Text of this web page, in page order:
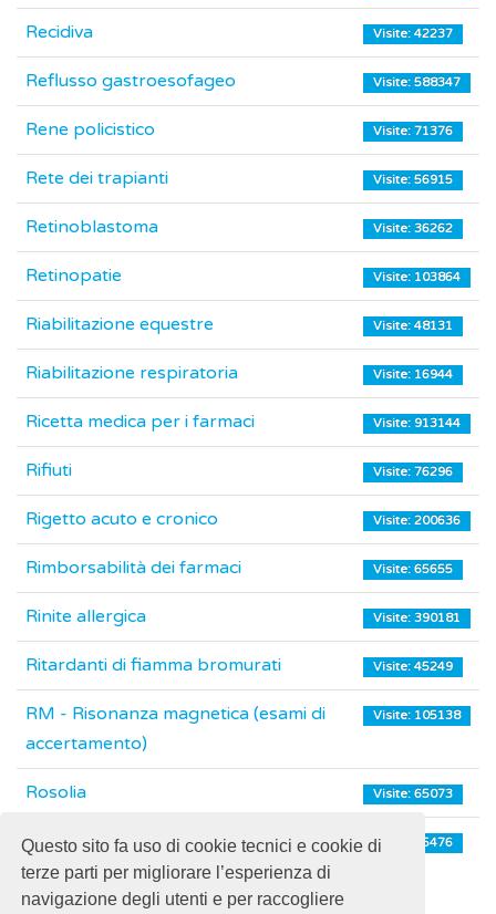
Questo sito fa uso di cookie tecnici e cookie di
terze parti per migliorare l’esperienza di
navigazione degli utenti e per raccogliere
Recidiva Visite: 42237
Reflusso gastroesofageo Visite: 588347
Rene policistico Visite: 71376
Rete dei trapianti Visite: 56915
Retinoblastoma Visite: 36262
Retinopatie Visite: 103864
Riabilitazione equestre Visite: 48131
Riabilitazione respiratoria Visite: 16944
Ricetta medica per i farmaci Visite: 913144
Rifiuti Visite: 76296
Rigetto acuto e cronico Visite: 200636
Rimborsabilità dei farmaci Visite: 65655
Rinite allergica Visite: 390181
Ritardanti di fiamma bromurati Visite: 45249
RM - Risonanza magnetica (esami di
accertamento)
Visite: 105138
Rosolia Visite: 65073
Rotavirus Visite: 45476